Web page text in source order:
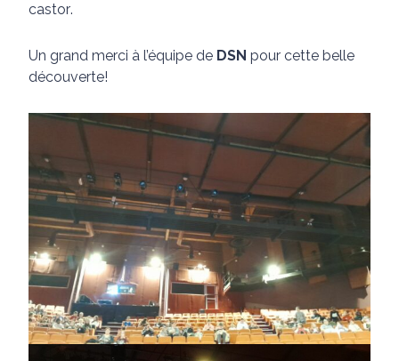
castor.
Un grand merci à l’équipe de DSN pour cette belle
découverte!